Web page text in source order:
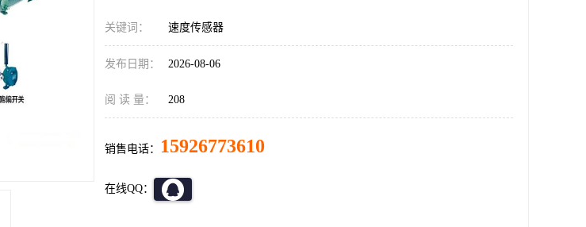
关键词： 速度传感器
发布日期： 2026-08-06
阅 读 量： 208
销售电话： 15926773610
在线QQ：